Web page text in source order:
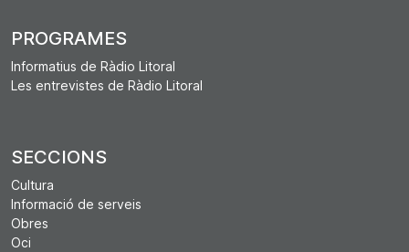
PROGRAMES
Informatius de Ràdio Litoral
Les entrevistes de Ràdio Litoral
SECCIONS
Cultura
Informació de serveis
Obres
Oci